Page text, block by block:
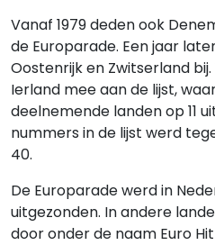
Vanaf 1979 deden ook
de Europarade. Een jaar
Oostenrijk en Zwitserland
Ierland mee aan de lijst,
deelnemende landen op 11
nummers in de lijst werd
40.
De Europarade werd in
uitgezonden. In andere
door onder de naam Euro